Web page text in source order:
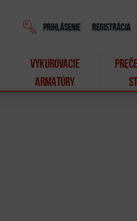
Prihlásenie Registrácia
VYKUROVACIE
ARMATÚRY